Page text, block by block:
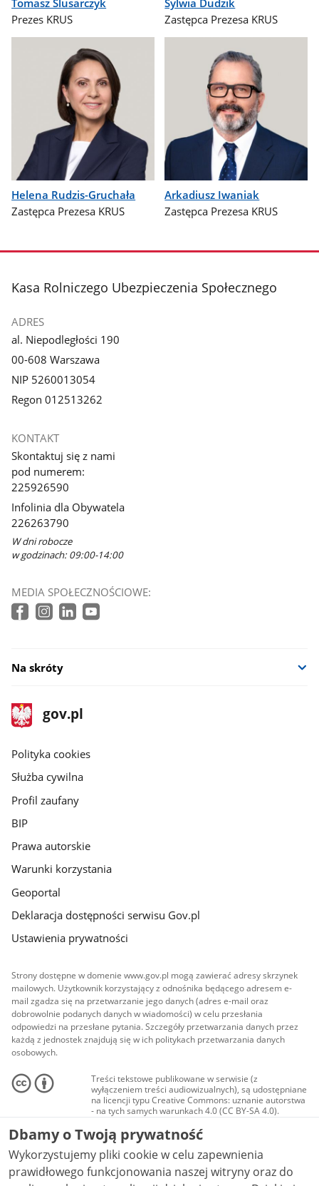
Tomasz Ślusarczyk
Prezes KRUS
Sylwia Dudzik
Zastępca Prezesa KRUS
Helena Rudzis-Gruchała
Zastępca Prezesa KRUS
Arkadiusz Iwaniak
Zastępca Prezesa KRUS
stopka
Kasa Rolniczego Ubezpieczenia Społecznego
ADRES
al. Niepodległości 190
00-608 Warszawa
NIP 5260013054
Regon 012513262
KONTAKT
Skontaktuj się z nami
pod numerem:
225926590
Infolinia dla Obywatela
226263790
W dni robocze
w godzinach: 09:00-14:00
MEDIA SPOŁECZNOŚCIOWE:
Na skróty
stopka
gov.pl
Strona
gov.pl
gov.pl
Polityka cookies
Służba cywilna
Profil zaufany
BIP
Prawa autorskie
Warunki korzystania
Geoportal
Deklaracja dostępności serwisu Gov.pl
Ustawienia prywatności
Strony dostępne w domenie www.gov.pl mogą zawierać adresy skrzynek
mailowych. Użytkownik korzystający z odnośnika będącego adresem e-
mail zgadza się na przetwarzanie jego danych (adres e-mail oraz
dobrowolnie podanych danych w wiadomości) w celu przesłania
odpowiedzi na przesłane pytania. Szczegóły przetwarzania danych przez
każdą z jednostek znajdują się w ich politykach przetwarzania danych
osobowych.
Treści tekstowe publikowane w serwisie (z
wyłączeniem treści audiowizualnych), są udostępniane
na licencji typu Creative Commons: uznanie autorstwa
- na tych samych warunkach 4.0 (CC BY-SA 4.0).
Materiały audiowizualne, w tym zdjęcia, materiały
audio i wideo, są udostępniane na licencji typu
Creative Commons: uznanie autorstwa użycie
niekomercyjne - bez utworów zależnych 4.0 (CC BY-
NC-ND 4.0), o ile nie jest to stwierdzone inaczej.
Dbamy o Twoją prywatność
Wykorzystujemy pliki cookie w celu zapewnienia
prawidłowego funkcjonowania naszej witryny oraz do